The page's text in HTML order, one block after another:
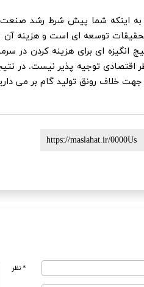
اینکه شما پیش شرط رشد صنعت
توسعه اى است و هزينه آن
انگيزه اى براى هزينه كردن در
اقتصادى توجيه پذير نيست. در
خلاف رونق توليد گام بر مى
* نظر